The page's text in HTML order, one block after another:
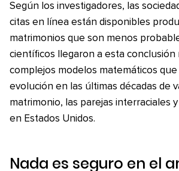
Según los investigadores, las
citas en línea están disponibles
matrimonios que son menos
científicos llegaron a esta conclusión
complejos modelos matemáticos que
evolución en las últimas décadas de
matrimonio, las parejas interraciales y
en Estados Unidos.
Nada es seguro en el